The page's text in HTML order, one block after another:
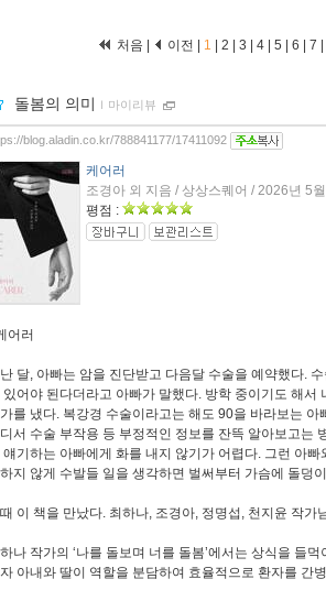
처음 | 이전 | 1 2 3 4 5 6 7
돌봄의 의미 ｌ 마이리뷰
blog.aladin.co.kr/788841177/17411092
케어러
조경아 외 지음 / 상상스퀘어 / 2026년 5월
평점 :
어러
달, 아빠는 암을 진단받고 다음달 수술을 예약했다.
있어야 된다더라고 아빠가 말했다. 방학 중이기도 해
를 냈다. 복강경 수술이라고는 해도 90을 바라보는
서 수술 부작용 등 부정적인 정보를 잔뜩 알아보고는
얘기하는 아빠에게 화를 내지 않기가 어렵다. 그런 아
지 않게 수발들 일을 생각하면 벌써부터 가슴에 돌덩
이 책을 만났다. 최하나, 조경아, 정명섭, 천지윤 작가
나 작가의 ‘나를 돌보며 너를 돌봄’에서는 상식을 들
아내와 딸이 역할을 분담하여 효율적으로 환자를 간